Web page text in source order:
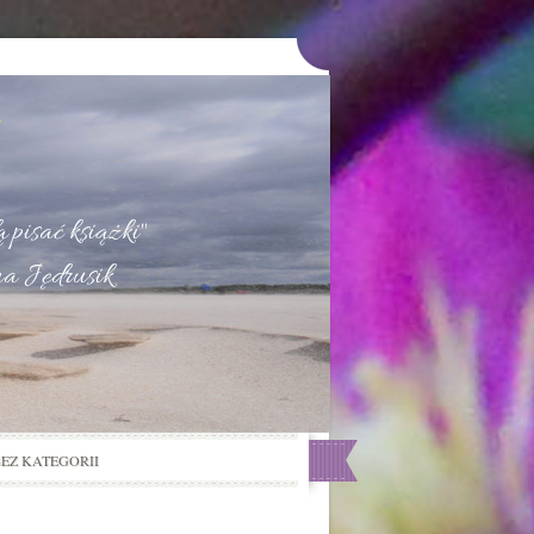
pisać książki"
Jędrusik
KATEGORII